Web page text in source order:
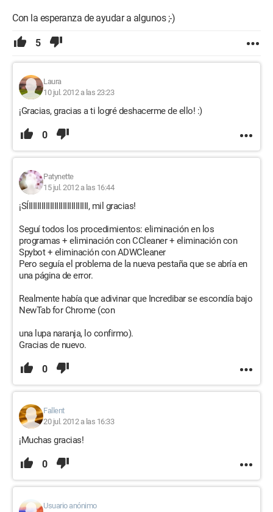
Con la esperanza de ayudar a algunos ;-)
5
Laura
10 jul. 2012 a las 23:23
¡Gracias, gracias a ti logré deshacerme de ello! :)
0
Patynette
15 jul. 2012 a las 16:44
¡SÍIIIIIIIIIIIIIIIIIIIIIIIIIIII, mil gracias!
Seguí todos los procedimientos: eliminación en los
programas + eliminación con CCleaner + eliminación con
Spybot + eliminación con ADWCleaner
Pero seguía el problema de la nueva pestaña que se abría en
una página de error.
Realmente había que adivinar que Incredibar se escondía bajo
NewTab for Chrome (con
una lupa naranja, lo confirmo).
Gracias de nuevo.
0
Fallent
20 jul. 2012 a las 16:33
¡Muchas gracias!
0
Usuario anónimo